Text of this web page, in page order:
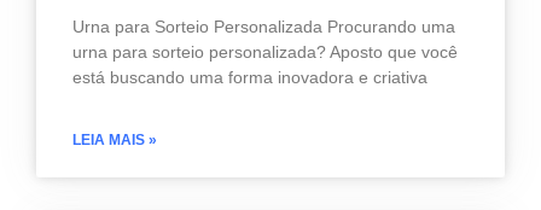
Urna para Sorteio Personalizada Procurando uma
urna para sorteio personalizada? Aposto que você
está buscando uma forma inovadora e criativa
LEIA MAIS »